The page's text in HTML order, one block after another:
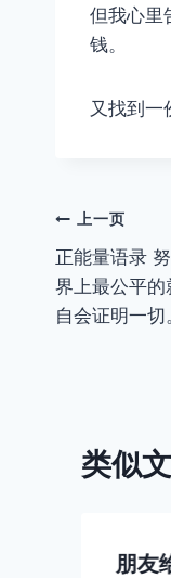
但我心里
钱。
又找到一
文
章
导
上一页
正能量语录
界上最公平
自会证明一
类似
朋友